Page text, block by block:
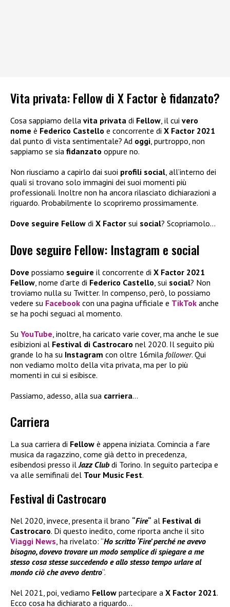
Vita privata: Fellow di X Factor è fidanzato?
Cosa sappiamo della vita privata di Fellow, il cui vero
nome è Federico Castello e concorrente di X Factor 2021
dal punto di vista sentimentale? Ad oggi, purtroppo, non
sappiamo se sia fidanzato oppure no.
Non riusciamo a capirlo dai suoi profili social, all’interno dei
quali si trovano solo immagini dei suoi momenti più
professionali. Inoltre non ha ancora rilasciato dichiarazioni a
riguardo. Probabilmente lo scopriremo prossimamente.
Dove seguire Fellow di X Factor sui social? Scopriamolo…
Dove seguire Fellow: Instagram e social
Dove possiamo seguire il concorrente di X Factor 2021
Fellow , nome d’arte di Federico Castello , sui social? Non
troviamo nulla su Twitter. In compenso, però, lo possiamo
vedere su Facebook con una pagina ufficiale e TikTok anche
se ha pochi seguaci al momento.
Su YouTube , inoltre, ha caricato varie cover, ma anche le sue
esibizioni al Festival di Castrocaro nel 2020. Il seguito più
grande lo ha su Instagram con oltre 16mila follower. Qui
non vediamo molto della vita privata, ma per lo più
momenti in cui si esibisce.
Passiamo, adesso, alla sua carriera…
Carriera
La sua carriera di Fellow è appena iniziata. Comincia a fare
musica da ragazzino, come già detto in precedenza,
esibendosi presso ilJazz Club di Torino. In seguito partecipa e
va alle semifinali del Tour Music Fest.
Festival di Castrocaro
Nel 2020, invece, presenta il brano “Fire“ al Festival di
Castrocaro. Di questo inedito, come riporta anche il sito
Viaggi News , ha rivelato: “Ho scritto ‘Fire’ perché ne avevo
bisogno, dovevo trovare un modo semplice di spiegare a me
stesso cosa stesse succedendo e allo stesso tempo urlare al
mondo ciò che avevo dentro“.
Nel 2021, poi, vediamo Fellow partecipare a X Factor 2021.
Ecco cosa ha dichiarato a riguardo…